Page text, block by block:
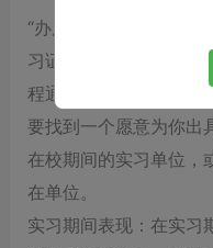
“办广州实习证明”办广
习证明，
广州实习证明
程通常涉及以下几个步
要找到一个愿意为你出
在校期间的实习单位，
在单位。
实习期间表现‌：在实习